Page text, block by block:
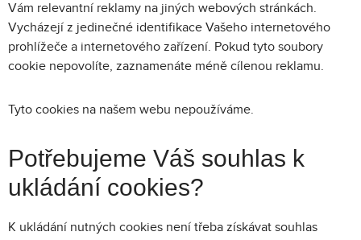
Vám relevantní reklamy na jiných webových stránkách.
Vycházejí z jedinečné identifikace Vašeho internetového
prohlížeče a internetového zařízení. Pokud tyto soubory
cookie nepovolíte, zaznamenáte méně cílenou reklamu.
Tyto cookies na našem webu nepoužíváme.
Potřebujeme Váš souhlas k
ukládání cookies?
K ukládání nutných cookies není třeba získávat souhlas